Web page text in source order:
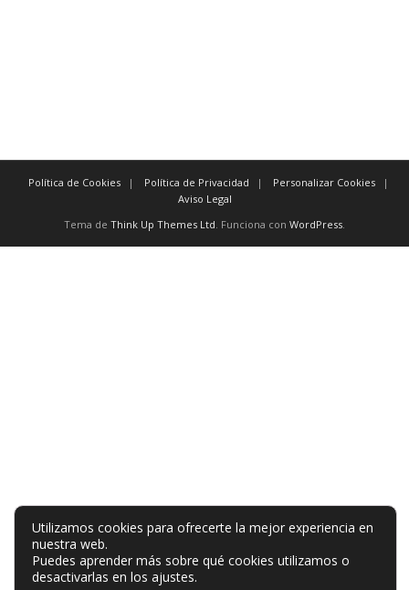
Política de Cookies Política de Privacidad
Personalizar Cookies
Aviso Legal
Tema de Think Up Themes Ltd . Funciona con WordPress
Utilizamos cookies para ofrecerte la mejor experiencia en
nuestra web.
Puedes aprender más sobre qué cookies utilizamos o
desactivarlas en los ajustes.